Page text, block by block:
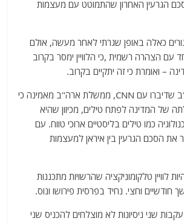
הגרעין האחרון שהתמוטט עם מעצמות
כאלה באופן שגרתי לאחר מעשה, אולם
עם הצהרה רשמית ,כי הלוויין ימסר בקרוב
– ואומרת כי זה יתקיים בקרוב.
על פי גורמים בארה"ב שדיברו עם CNN, ממשלת ארה"ב מאמינה כי
של המדינה לפתח טילים, מכיוון שהיא
כמו טילים בליסטיים ארוכי טווח. עם
את הסכם הגרעין בין איראן למעצמות
להיות לוויין טלקומוניקציה שהרשויות מתכננות
וחצי. נחיד בפרסית פירושו ונוס.
של נהיד -1 בעקבות שני ניסיונות לא מוצלחים להכניס שני